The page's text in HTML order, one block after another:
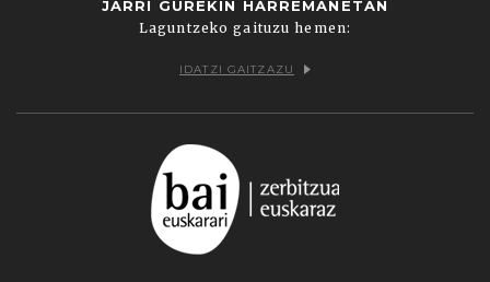
JARRI GUREKIN HARREMANETAN
Laguntzeko gaituzu hemen:
IDATZI GAITZAZU